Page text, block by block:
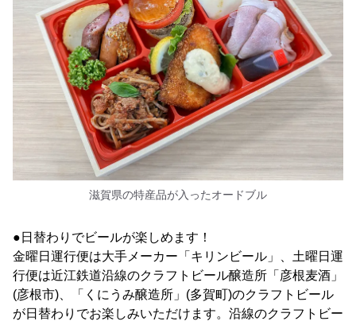
滋賀県の特産品が入ったオードブル
●日替わりでビールが楽しめます！
金曜日運行便は大手メーカー「キリンビール」、土曜日運
行便は近江鉄道沿線のクラフトビール醸造所「彦根麦酒」
(彦根市)、「くにうみ醸造所」(多賀町)のクラフトビール
が日替わりでお楽しみいただけます。沿線のクラフトビー